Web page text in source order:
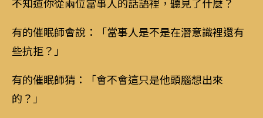
有的催眠師會說：「當事人是不是在潛意識裡還有
些抗拒？」
有的催眠師猜：「會不會這只是他頭腦想出來
的？」